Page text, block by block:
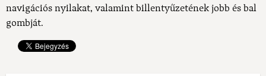
navigációs nyilakat, valamint billentyűzetének jobb és bal
gombját.